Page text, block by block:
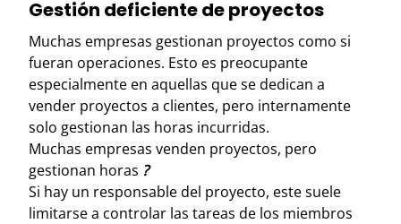
Gestión deficiente de proyectos
Muchas empresas gestionan proyectos como si
fueran operaciones. Esto es preocupante
especialmente en aquellas que se dedican a
vender proyectos a clientes, pero internamente
solo gestionan las horas incurridas.
Muchas empresas venden proyectos, pero
gestionan horas ?
Si hay un responsable del proyecto, este suele
limitarse a controlar las tareas de los miembros